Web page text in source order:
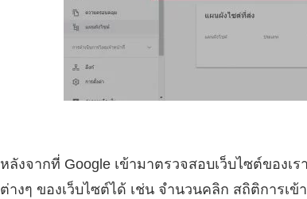
หลังจากที่ Google เข้ามาตรวจสอบเว็บไซต์ของเ
ต่างๆ ของเว็บไซต์ได้ เช่น จำนวนคลิก สถิติการ